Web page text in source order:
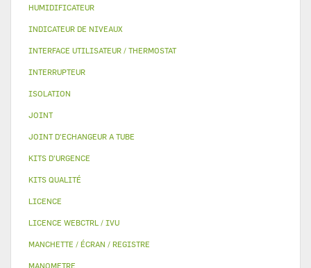
HUMIDIFICATEUR
INDICATEUR DE NIVEAUX
INTERFACE UTILISATEUR / THERMOSTAT
INTERRUPTEUR
ISOLATION
JOINT
JOINT D'ECHANGEUR A TUBE
KITS D'URGENCE
KITS QUALITÉ
LICENCE
LICENCE WEBCTRL / IVU
MANCHETTE / ÉCRAN / REGISTRE
MANOMETRE